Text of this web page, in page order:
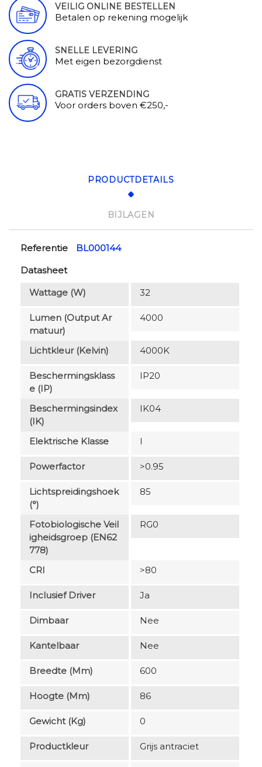
VEILIG ONLINE BESTELLEN
Betalen op rekening mogelijk
SNELLE LEVERING
Met eigen bezorgdienst
GRATIS VERZENDING
Voor orders boven €250,-
PRODUCTDETAILS
BIJLAGEN
Referentie
BL000144
Datasheet
Wattage (W)
32
Lumen (output Ar
Matuur)
4000
Lichtkleur (Kelvin) 4000K
Beschermingsklass
E (IP)
IP20
Beschermingsindex
(IK)
IK04
Elektrische Klasse I
Powerfactor >0.95
Lichtspreidingshoek
(°)
85
Fotobiologische Veil
Igheidsgroep (EN62
778)
RG0
CRI >80
Inclusief Driver Ja
Dimbaar Nee
Kantelbaar Nee
Breedte (mm) 600
Hoogte (mm) 86
Gewicht (kg) 0
Productkleur Grijs antraciet